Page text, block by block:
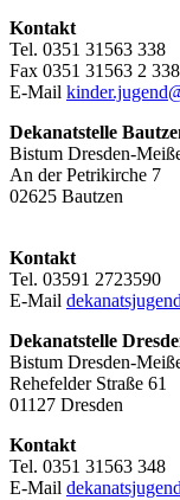
Kontakt
Tel. 0351 31563 338
Fax 0351 31563 2 338
E-Mail
Dekanatstelle
Bistum Dresden-
An der Petrikirche 7
02625 Bautzen
Kontakt
Tel. 03591 2723590
E-Mail
Dekanatstelle
Bistum Dresden-
Rehefelder Straße 61
01127 Dresden
Kontakt
Tel. 0351 31563 348
E-Mail